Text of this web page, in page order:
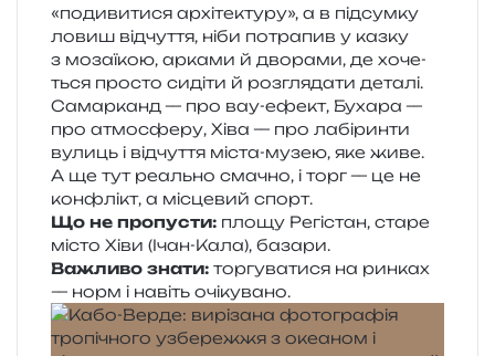
«поди­ви­ти­ся архі­те­кту­ру», а в під­сум­ку
ловиш від­чу­т­тя, ніби потра­пив у казку
з моза­ї­кою, арка­ми й дво­ра­ми, де хоче­
ться про­сто сиді­ти й роз­гля­да­ти деталі.
Самарканд — про вау-ефект, Бухара —
про атмо­сфе­ру, Хіва — про лабі­рин­ти
вулиць і від­чу­т­тя міста-музею, яке живе.
А ще тут реаль­но сма­чно, і торг — це не
кон­флікт, а місце­вий спорт.
Що не пропу­сти: площу Регістан, старе
місто Хіви (Ічан-Кала), базари.
Важливо знати: тор­гу­ва­ти­ся на рин­ках
— норм і навіть очікувано.